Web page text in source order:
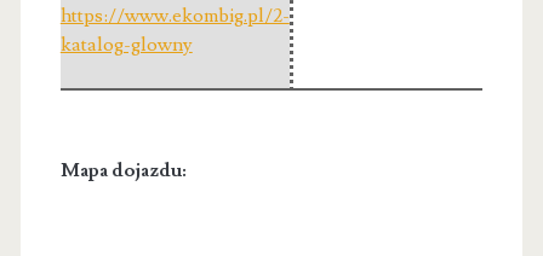
https://www.ekombig.pl/2-
katalog-glowny
Mapa dojazdu: